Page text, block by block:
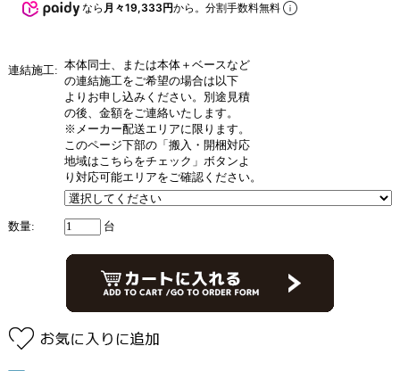
なら 月々19,333円から。分割手数料無料
連結施工: 本体同士、または本体＋ベースなど
の連結施工をご希望の場合は以下
よりお申し込みください。別途見積
の後、金額をご連絡いたします。
※メーカー配送エリアに限ります。
このページ下部の「搬入・開梱対応
地域はこちらをチェック」ボタンよ
り対応可能エリアをご確認ください。
数量: 台